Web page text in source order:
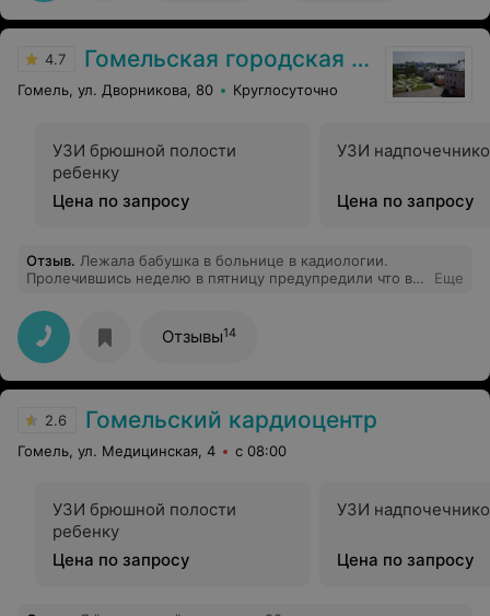
4.7 Гомельская городская клиническая больница №1
Гомель, ул. Дворникова, 80 Круглосуточно
УЗИ брюшной полости
ребенку
Цена по запросу
УЗИ
Цена по запросу
Отзыв. Лежала бабушка в больнице в кадиологии.
Пролечившись неделю в пятницу предупредили что в
инвалида 2 группы 1937 года рождения, выписки не
дождался ждал более 2 часов с 15 до 17,00 после чего
мне сказали ещё не 18,00 можете подождать. Так
объясните, что нельзя за 4 дня подготовить бабушку к
выписке или в этой больнице людей и их время
бабушку домой, а за выпиской приехать завтра.. Где
это видано чтоб в правовой стране так работали
доктора. Естественно я забрал свою замученную
Еще
Отзывы14
2.6 Гомельский кардиоцентр
Гомель, ул. Медицинская, 4 с 08:00
УЗИ брюшной полости
ребенку
Цена по запросу
УЗИ
Цена по запросу